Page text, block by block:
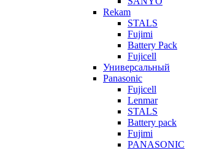
Rekam
STALS
Fujimi
Battery Pack
Fujicell
Универсальный
Panasonic
Fujicell
Lenmar
STALS
Battery pack
Fujimi
PANASONIC